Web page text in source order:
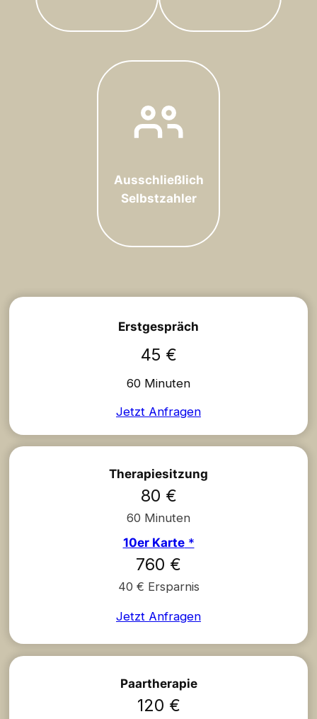
Ausschließlich
Selbstzahler
Erstgespräch
45 €
60 Minuten
Jetzt Anfragen
Therapiesitzung
80 €
60 Minuten
10er Karte*
760 €
40 € Ersparnis
Jetzt Anfragen
Paartherapie
120 €